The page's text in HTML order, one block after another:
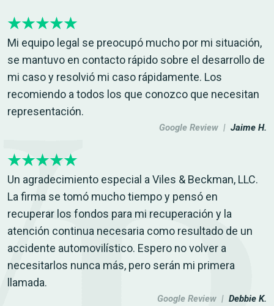
Mi equipo legal se preocupó mucho por mi situación,
se mantuvo en contacto rápido sobre el desarrollo de
mi caso y resolvió mi caso rápidamente. Los
recomiendo a todos los que conozco que necesitan
representación.
Google Review | Jaime H.
Un agradecimiento especial a Viles & Beckman, LLC.
La firma se tomó mucho tiempo y pensó en
recuperar los fondos para mi recuperación y la
atención continua necesaria como resultado de un
accidente automovilístico. Espero no volver a
necesitarlos nunca más, pero serán mi primera
llamada.
Google Review | Debbie K.